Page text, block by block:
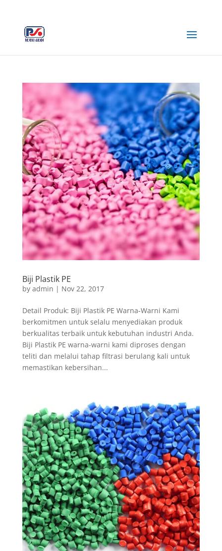
Biji Plastik PE
by admin | Nov 22, 2017
Detail Produk: Biji Plastik PE Warna-Warni Kami
berkomitmen untuk selalu menyediakan produk
berkualitas terbaik untuk kebutuhan industri Anda.
Biji Plastik PE warna-warni kami diproses dengan
teliti dan melalui tahap filtrasi berulang kali untuk
memastikan kebersihan...